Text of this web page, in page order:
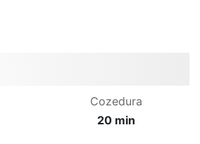
Cozedura
20 min